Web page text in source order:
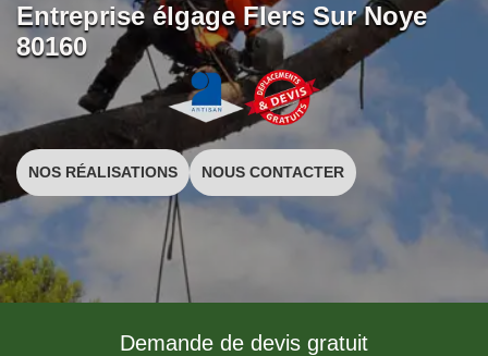
Entreprise élgage Flers Sur Noye
80160
NOS RÉALISATIONS NOUS CONTACTER
Demande de devis gratuit